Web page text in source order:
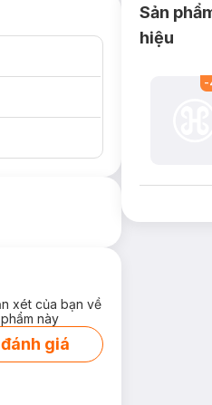
xét của bạn về
này
giá
Sản
hiệu
-